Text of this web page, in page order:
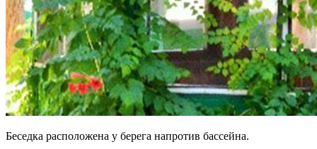
Беседка расположена у берега напротив бассейна.